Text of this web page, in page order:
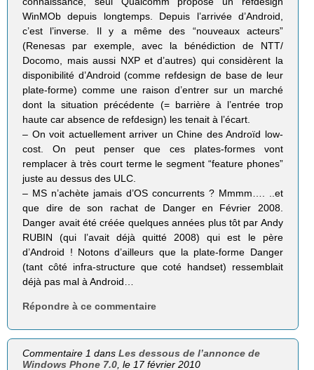
WinMOb depuis longtemps. Depuis l’arrivée d’Android,
c’est l’inverse. Il y a même des “nouveaux acteurs”
(Renesas par exemple, avec la bénédiction de NTT/
Docomo, mais aussi NXP et d’autres) qui considèrent la
disponibilité d’Android (comme refdesign de base de leur
plate-forme) comme une raison d’entrer sur un marché
dont la situation précédente (= barrière à l’entrée trop
haute car absence de refdesign) les tenait à l’écart.
– On voit actuellement arriver un Chine des Androïd low-
cost. On peut penser que ces plates-formes vont
remplacer à très court terme le segment “feature phones”
juste au dessus des ULC.
– MS n’achète jamais d’OS concurrents ? Mmmm…. ..et
que dire de son rachat de Danger en Février 2008.
Danger avait été créée quelques années plus tôt par Andy
RUBIN (qui l’avait déjà quitté 2008) qui est le père
d’Android ! Notons d’ailleurs que la plate-forme Danger
(tant côté infra-structure que coté handset) ressemblait
déjà pas mal à Android…
Répondre à ce commentaire
Commentaire 1 dansLes dessous de l’annonce de
Windows Phone 7.0 , le 17 février 2010